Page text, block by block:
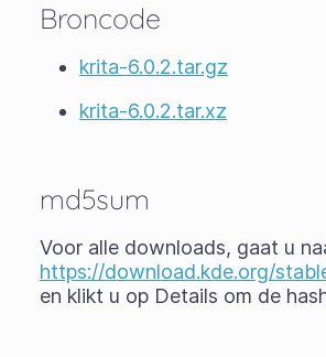
Broncode
krita-6.0.2.tar.gz
krita-6.0.2.tar.xz
md5sum
Voor alle downloads, gaat u
https://download.kde.org/
en klikt u op Details om de